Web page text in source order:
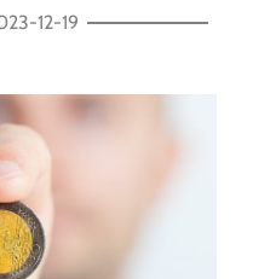
12-19